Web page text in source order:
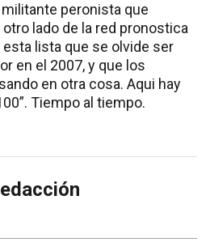
peronista que
lado de la red pronostica
esta lista que se olvide ser
en el 2007, y que los
en otra cosa. Aqui hay
Tiempo al tiempo.